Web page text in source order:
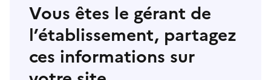
Vous êtes le gérant de
l’établissement, partagez
ces informations sur